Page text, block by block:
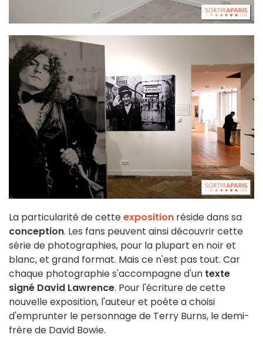
La particularité de cetteexposition réside dans sa
conception. Les fans peuvent ainsi découvrir cette
série de photographies, pour la plupart en noir et
blanc, et grand format. Mais ce n'est pas tout. Car
chaque photographie s'accompagne d'un texte
signé David Lawrence. Pour l'écriture de cette
nouvelle exposition, l'auteur et poète a choisi
d'emprunter le personnage de Terry Burns, le demi-
frère de David Bowie.